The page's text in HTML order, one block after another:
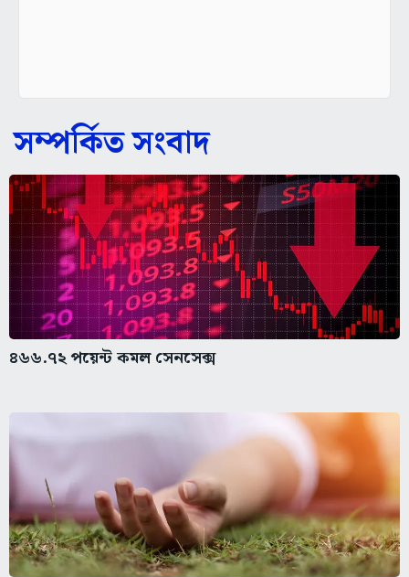
সম্পর্কিত সংবাদ
৪৬৬.৭২ পয়েন্ট কমল সেনসেক্স